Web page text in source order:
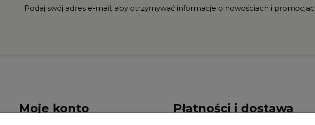
Podaj swój adres e-mail, aby otrzymywać informacje o nowościach i
Moje konto Płatności i dostawa